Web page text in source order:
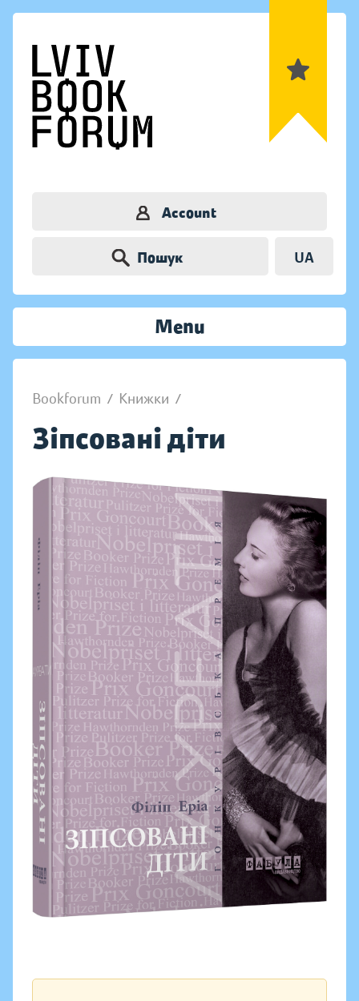
Account
Пошук UA
Menu
Bookforum / Книжки /
Зіпсовані діти